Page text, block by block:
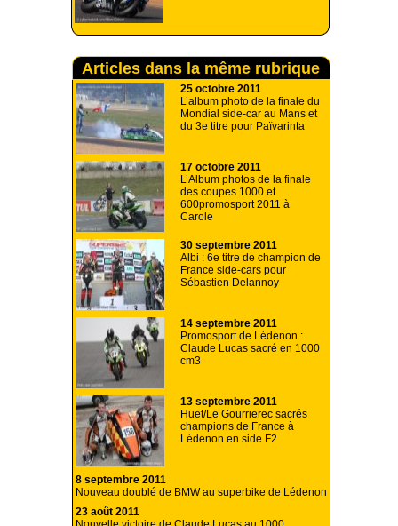
Articles dans la même rubrique
25 octobre 2011
L’album photo de la finale du
Mondial side-car au Mans et
du 3e titre pour Païvarinta
17 octobre 2011
L’Album photos de la finale
des coupes 1000 et
600promosport 2011 à
Carole
30 septembre 2011
Albi : 6e titre de champion de
France side-cars pour
Sébastien Delannoy
14 septembre 2011
Promosport de Lédenon :
Claude Lucas sacré en 1000
cm3
13 septembre 2011
Huet/Le Gourrierec sacrés
champions de France à
Lédenon en side F2
8 septembre 2011
Nouveau doublé de BMW au superbike de Lédenon
23 août 2011